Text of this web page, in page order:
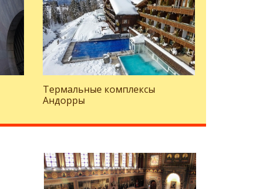
Термальные комплексы
Андорры